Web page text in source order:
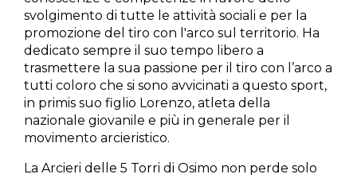
svolgimento di tutte le attività sociali e per la
promozione del tiro con l'arco sul territorio. Ha
dedicato sempre il suo tempo libero a
trasmettere la sua passione per il tiro con l’arco a
tutti coloro che si sono avvicinati a questo sport,
in primis suo figlio Lorenzo, atleta della
nazionale giovanile e più in generale per il
movimento arcieristico.
La Arcieri delle 5 Torri di Osimo non perde solo